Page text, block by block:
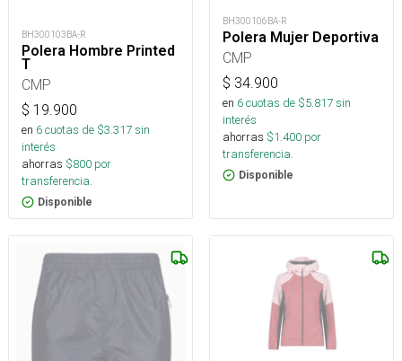
BH300103BA-R
Polera Hombre Printed
T
CMP
$ 19.900
en 6cuotas de $3.317sin
interés
ahorras $800 por
transferencia.
Disponible
BH300106BA-R
Polera Mujer Deportiva
CMP
$ 34.900
en 6cuotas de $5.817sin
interés
ahorras $1.400 por
transferencia.
Disponible